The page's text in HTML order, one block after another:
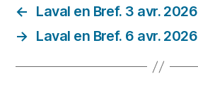
← Laval en Bref. 3 avr. 2026
→ Laval en Bref. 6 avr. 2026